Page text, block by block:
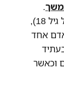
.
מסמך זה מאפשר לכל אדם בגיר (מעל גיל 18),
אחד
וכאשר